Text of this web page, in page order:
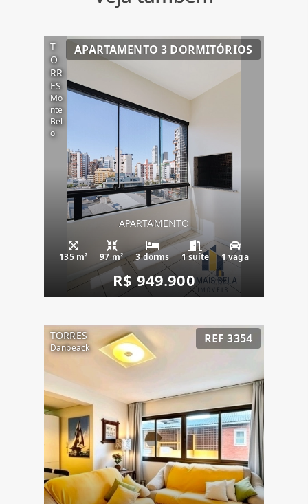
T
O
RR
ES
Mo
nte
Bel
o
APARTAMENTO 3 DORMITÓRIOS
APARTAMENTO
135 m² 97 m² 3 dorms 1 suíte 1 vaga
R$ 949.900
TORRES
Danbeack
REF 3354